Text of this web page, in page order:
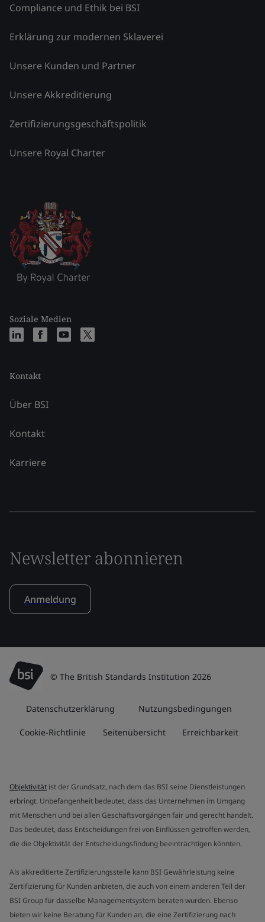
Compliance und Ethik bei BSI
Erklärung zur modernen Sklaverei
Unsere Kunden und Partner
Unsere Akkreditierung
Zertifizierungsgeschäftspolitik
Unsere Royal Charter
Soziale Medien
Kontakt
Über BSI
Kontakt
Karriere
Newsletter abonnieren
Anmeldung
© The British Standards Institution 2026
Datenschutzerklärung Nutzungsbedingungen
Cookie-Richtlinie Seitenübersicht Erreichbarkeit
Objektivität ist der Grundsatz, nach dem das BSI seine Dienstleistungen
erbringt. Unbefangenheit bedeutet, dass das Unternehmen im Umgang
mit Menschen und bei allen Geschäftsvorgängen fair und gerecht handelt.
Das bedeutet, dass Entscheidungen frei von Einflüssen getroffen werden,
die die Objektivität der Entscheidungsfindung beeinträchtigen könnten.
Als akkreditierte Zertifizierungsstelle kann BSI Gewährleistung keine
Zertifizierung für Kunden anbieten, die auch von einem anderen Teil der
BSI Group für dasselbe Managementsystem beraten wurden. Ebenso
bieten wir keine Beratung für Kunden an, die eine Zertifizierung nach